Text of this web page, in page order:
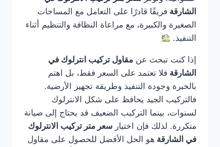
الشارقة فريقًا قادرًا على التعامل مع المساحات
الصغيرة والكبيرة، مع مراعاة النظافة والتنظيم أثناء
التنفيذ.
إذا كنت تبحث عن مقاول تركيب انترلوك في
الشارقة فلا تعتمد على السعر فقط، بل اهتم
بالخبرة وجودة التنفيذ وطريقة تجهيز الأرضية.
فالتركيب الجيد يحافظ على شكل الانترلوك
لسنوات، بينما التركيب الضعيف قد يحتاج إلى صيانة
متكررة. لذلك فإن اختيار سعر متر تركيب الانترلوك
في الشارقة هو الحل الأفضل للحصول على مقاول